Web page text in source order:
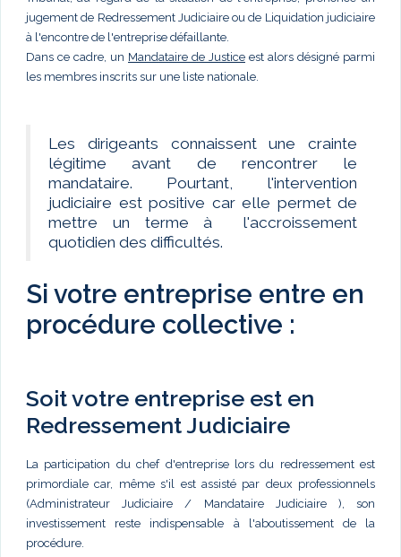
jugement de Redressement Judiciaire ou de Liquidation judiciaire
à l'encontre de l'entreprise défaillante.
Dans ce cadre, un Mandataire de Justice est alors désigné parmi
les membres inscrits sur une liste nationale.
Les dirigeants connaissent une crainte
légitime avant de rencontrer le
mandataire. Pourtant, l'intervention
judiciaire est positive car elle permet de
mettre un terme à l'accroissement
quotidien des difficultés.
Si votre entreprise entre en
procédure collective :
Soit votre entreprise est en
Redressement Judiciaire
La participation du chef d'entreprise lors du redressement est
primordiale car, même s'il est assisté par deux professionnels
(Administrateur Judiciaire / Mandataire Judiciaire ), son
investissement reste indispensable à l'aboutissement de la
procédure.